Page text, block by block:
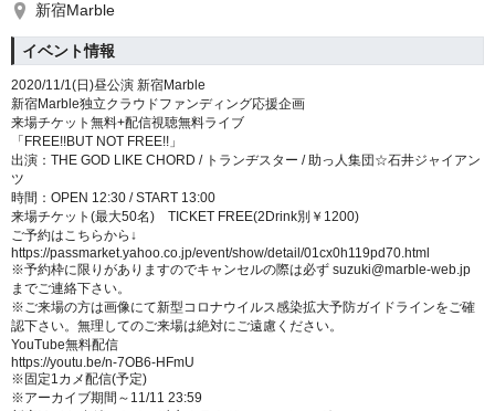
新宿Marble
イベント情報
2020/11/1(日)昼公演 新宿Marble
新宿Marble独立クラウドファンディング応援企画
来場チケット無料+配信視聴無料ライブ
「 FREE!!BUT NOT FREE!! 」
出演： THE GOD LIKE CHORD / トランヂスター /助っ人集団☆石井ジャイアン
ツ
時間： OPEN 12:30 / START 13:00
来場チケット(最大50名) TICKET FREE(2Drink別￥ 1200)
ご予約はこちらから ↓
https://passmarket.yahoo.co.jp/event/show/detail/01cx0h119pd70.html
※予約枠に限りがありますのでキャンセルの際は必ず suzuki@marble-web.jp
までご連絡下さい。
※ご来場の方は画像にて新型コロナウイルス感染拡大予防ガイドラインをご確
認下さい。無理してのご来場は絶対にご遠慮ください。
YouTube無料配信
https://youtu.be/n-7OB6-HFmU
※ 固定1カメ配信(予定)
※アーカイブ期間～ 11/11 23:59